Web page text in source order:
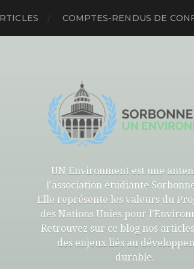
COMPTES-RENDUS DE
UN Environment est une
l'association étudiante
Elle représente les valeurs du
des Nations Unies pour
Retrouvez sur ce blog nos
des enjeux liés au
durable.